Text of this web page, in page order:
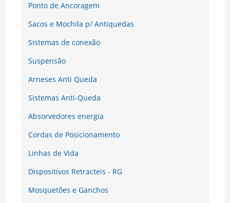
Ponto de Ancoragem
Sacos e Mochila p/ Antiquedas
Sistemas de conexão
Suspensão
Arneses Anti Queda
Sistemas Anti-Queda
Absorvedores energia
Cordas de Posicionamento
Linhas de Vida
Dispositivos Retracteis - RG
Mosquetões e Ganchos